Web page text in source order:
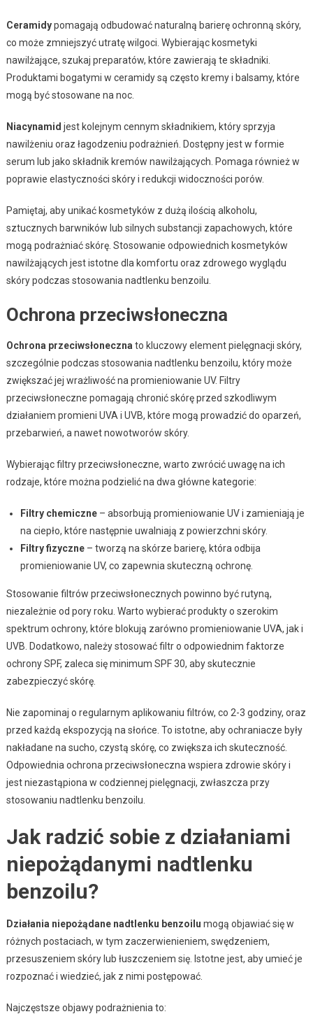
Ceramidypomagają odbudować naturalną barierę ochronną skóry,
co może zmniejszyć utratę wilgoci. Wybierając kosmetyki
nawilżające, szukaj preparatów, które zawierają te składniki.
Produktami bogatymi w ceramidy są często kremy i balsamy, które
mogą być stosowane na noc.
Niacynamid jest kolejnym cennym składnikiem, który sprzyja
nawilżeniu oraz łagodzeniu podrażnień. Dostępny jest w formie
serum lub jako składnik kremów nawilżających. Pomaga również w
poprawie elastyczności skóry i redukcji widoczności porów.
Pamiętaj, aby unikać kosmetyków z dużą ilością alkoholu,
sztucznych barwników lub silnych substancji zapachowych, które
mogą podrażniać skórę. Stosowanie odpowiednich kosmetyków
nawilżających jest istotne dla komfortu oraz zdrowego wyglądu
skóry podczas stosowania nadtlenku benzoilu.
Ochrona przeciwsłoneczna
Ochrona przeciwsłoneczna to kluczowy element pielęgnacji skóry,
szczególnie podczas stosowania nadtlenku benzoilu, który może
zwiększać jej wrażliwość na promieniowanie UV. Filtry
przeciwsłoneczne pomagają chronić skórę przed szkodliwym
działaniem promieni UVA i UVB, które mogą prowadzić do oparzeń,
przebarwień, a nawet nowotworów skóry.
Wybierając filtry przeciwsłoneczne, warto zwrócić uwagę na ich
rodzaje, które można podzielić na dwa główne kategorie:
Filtry chemiczne– absorbują promieniowanie UV i zamieniają je
na ciepło, które następnie uwalniają z powierzchni skóry.
Filtry fizyczne– tworzą na skórze barierę, która odbija
promieniowanie UV, co zapewnia skuteczną ochronę.
Stosowanie filtrów przeciwsłonecznych powinno być rutyną,
niezależnie od pory roku. Warto wybierać produkty o szerokim
spektrum ochrony, które blokują zarówno promieniowanie UVA, jak i
UVB. Dodatkowo, należy stosować filtr o odpowiednim faktorze
ochrony SPF, zaleca się minimum SPF 30, aby skutecznie
zabezpieczyć skórę.
Nie zapominaj o regularnym aplikowaniu filtrów, co 2-3 godziny, oraz
przed każdą ekspozycją na słońce. To istotne, aby ochraniacze były
nakładane na sucho, czystą skórę, co zwiększa ich skuteczność.
Odpowiednia ochrona przeciwsłoneczna wspiera zdrowie skóry i
jest niezastąpiona w codziennej pielęgnacji, zwłaszcza przy
stosowaniu nadtlenku benzoilu.
Jak radzić sobie z działaniami
niepożądanymi nadtlenku
benzoilu?
Działania niepożądane nadtlenku benzoilu mogą objawiać się w
różnych postaciach, w tym zaczerwienieniem, swędzeniem,
przesuszeniem skóry lub łuszczeniem się. Istotne jest, aby umieć je
rozpoznać i wiedzieć, jak z nimi postępować.
Najczęstsze objawy podrażnienia to: